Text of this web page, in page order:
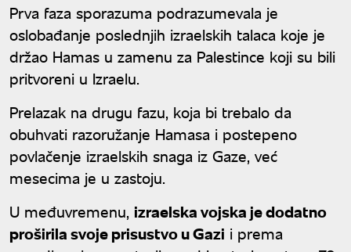
Prva faza sporazuma podrazumevala je
oslobađanje poslednjih izraelskih talaca koje je
držao Hamas u zamenu za Palestince koji su bili
pritvoreni u Izraelu.
Prelazak na drugu fazu, koja bi trebalo da
obuhvati razoružanje Hamasa i postepeno
povlačenje izraelskih snaga iz Gaze, već
mesecima je u zastoju.
U međuvremenu, izraelska vojska je dodatno
proširila svoje prisustvo u Gazi i prema